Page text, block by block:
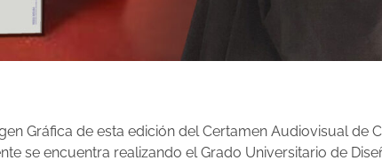
Gráfica de esta edición del Certamen Audiovisual de
se encuentra realizando el Grado Universitario de